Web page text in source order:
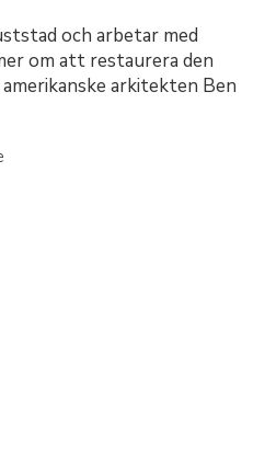
och arbetar med
om att restaurera den
arkitekten Ben